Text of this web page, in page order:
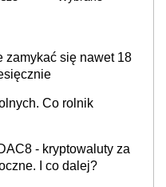
zamykać się nawet 18
Co rolnik
- kryptowaluty za
I co dalej?